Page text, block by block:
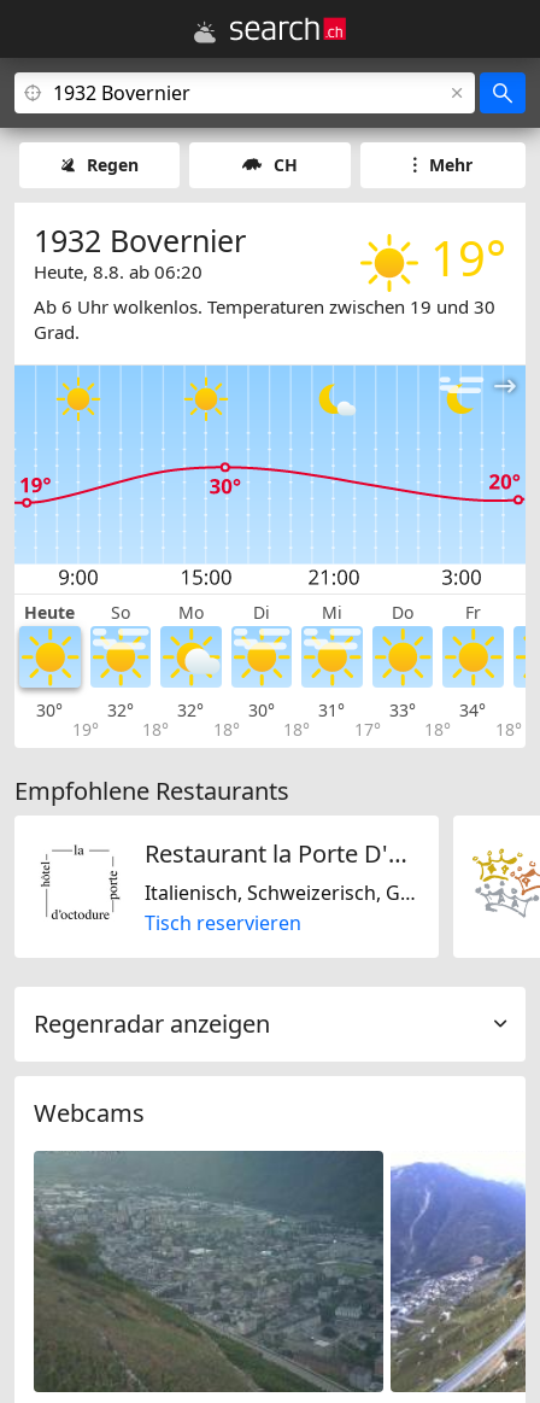
Regen CH Mehr
19°
1932 Bovernier
Heute, 8.8. ab 06:20
Ab 6 Uhr wolkenlos. Temperaturen zwischen 19 und 30
Grad.
Heute So Mo Di Mi Do Fr
30°
19°
32°
18°
32°
18°
30°
18°
31°
17°
33°
18°
34°
18°
Empfohlene Restaurants
Restaurant la Porte D'Octodure
Italienisch, Schweizerisch, Glutenfrei
Tisch reservieren
Regenradar anzeigen
Webcams